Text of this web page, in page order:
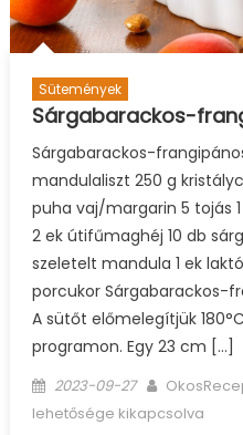
Sütemények
Sárgabarackos-
Sárgabarackos-
mandulaliszt 250 g
puha vaj/margarin 5 tojás
2 ek útifűmaghéj 10 db
szeletelt mandula 1 ek
porcukor Sárgabarackos-
A sütőt előmelegítjük
programon. Egy 23 cm […]
Posted
on
2023-09-27 Author
lehetősége kikapcsolva